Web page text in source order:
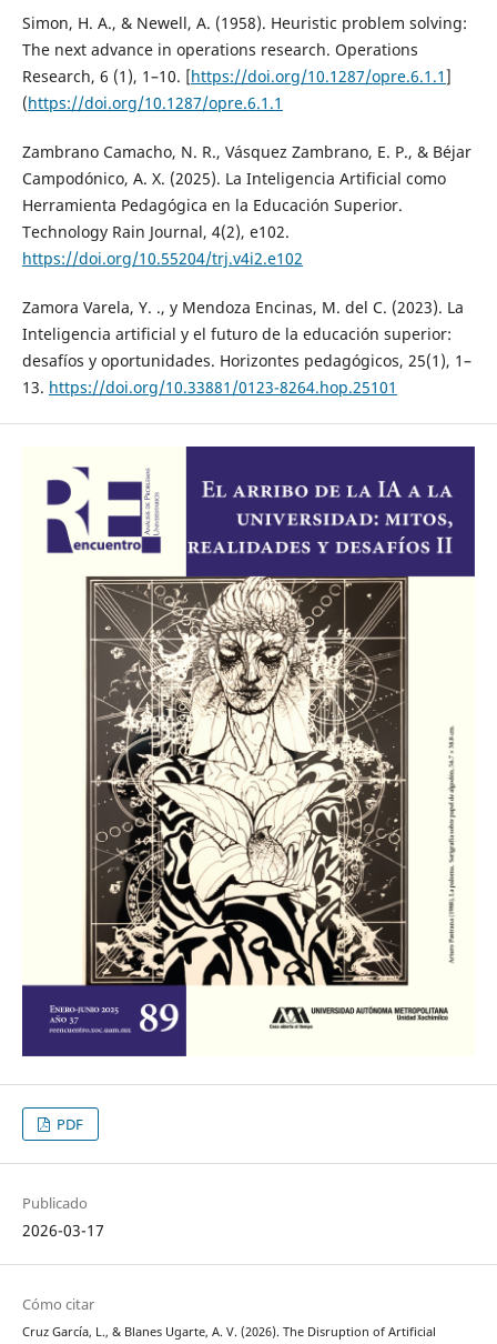
Simon, H. A., & Newell, A. (1958). Heuristic problem solving:
The next advance in operations research. Operations
Research, 6 (1), 1–10. [https://doi.org/10.1287/opre.6.1.1]
(https://doi.org/10.1287/opre.6.1.1
Zambrano Camacho, N. R., Vásquez Zambrano, E. P., & Béjar
Campodónico, A. X. (2025). La Inteligencia Artificial como
Herramienta Pedagógica en la Educación Superior.
Technology Rain Journal, 4(2), e102.
https://doi.org/10.55204/trj.v4i2.e102
Zamora Varela, Y. ., y Mendoza Encinas, M. del C. (2023). La
Inteligencia artificial y el futuro de la educación superior:
desafíos y oportunidades. Horizontes pedagógicos, 25(1), 1–
13. https://doi.org/10.33881/0123-8264.hop.25101
PDF
Publicado
2026-03-17
Cómo citar
Cruz García, L., & Blanes Ugarte, A. V. (2026). The Disruption of Artificial